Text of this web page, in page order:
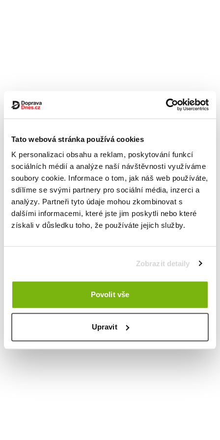
Tato webová stránka používá cookies
K personalizaci obsahu a reklam, poskytování funkcí
sociálních médií a analýze naší návštěvnosti využíváme
soubory cookie. Informace o tom, jak náš web používáte,
sdílíme se svými partnery pro sociální média, inzerci a
analýzy. Partneři tyto údaje mohou zkombinovat s
dalšími informacemi, které jste jim poskytli nebo které
získali v důsledku toho, že používáte jejich služby.
Zobrazit detaily
Povolit vše
Upravit